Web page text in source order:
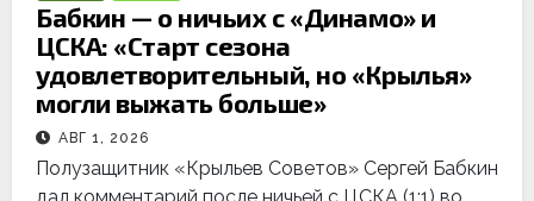
Бабкин — о ничьих с «Динамо» и
ЦСКА: «Старт сезона
удовлетворительный, но «Крылья»
могли выжать больше»
АВГ 1, 2026
Полузащитник «Крыльев Советов» Сергей Бабкин